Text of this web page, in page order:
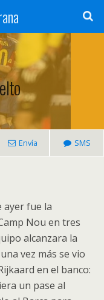
Envía SMS
ayer fue la
Nou en tres
alcanzara la
vez más se vio
en el banco:
un pase al